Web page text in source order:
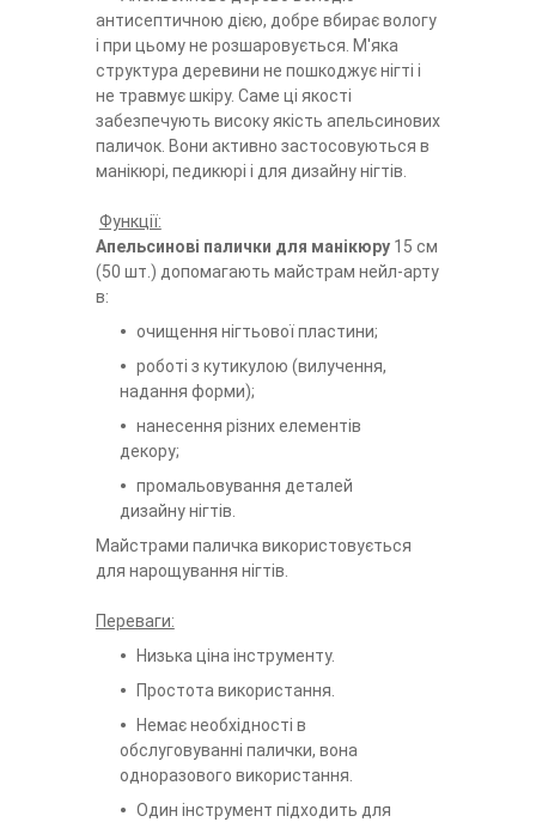
антисептичною дією, добре вбирає вологу
і при цьому не розшаровується. М'яка
структура деревини не пошкоджує нігті і
не травмує шкіру. Саме ці якості
забезпечують високу якість апельсинових
паличок. Вони активно застосовуються в
манікюрі, педикюрі і для дизайну нігтів.
Функції:
Апельсинові палички для манікюру 15 см
(50 шт.) допомагають майстрам нейл-арту
в:
очищення нігтьової пластини;
роботі з кутикулою (вилучення,
надання форми);
нанесення різних елементів
декору;
промальовування деталей
дизайну нігтів.
Майстрами паличка використовується
для нарощування нігтів.
Переваги:
Низька ціна інструменту.
Простота використання.
Немає необхідності в
обслуговуванні палички, вона
одноразового використання.
Один інструмент підходить для